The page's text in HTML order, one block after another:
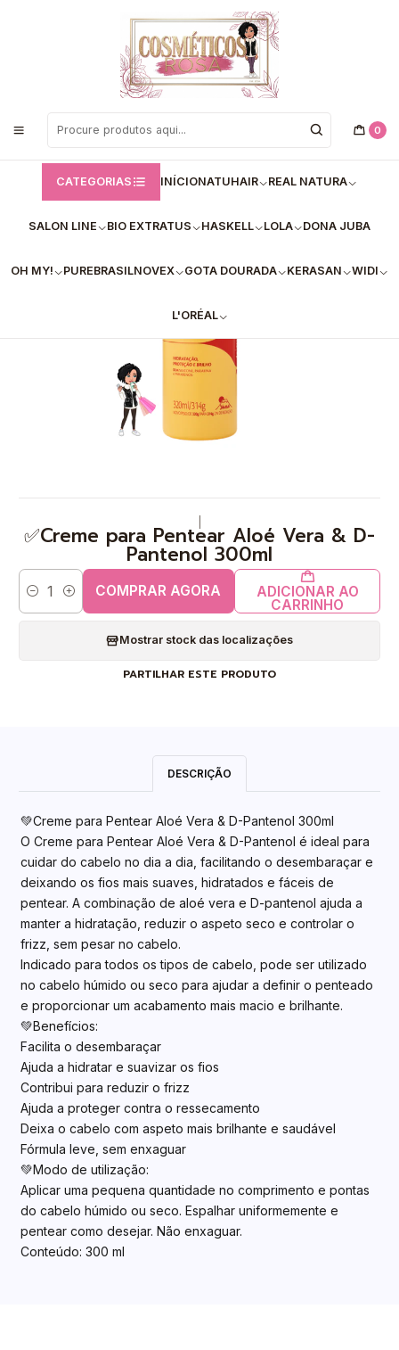
0
CATEGORIAS INÍCIONATUHAIR REAL NATURA
SALON LINE BIO EXTRATUS HASKELL LOLA DONA JUBA
OH MY! PUREBRASILNOVEX GOTA DOURADA KERASAN WIDI
L'ORÉAL
Bem vindos a Loja de Cosméticos Rosa!
✅Creme para Pentear Aloé Vera & D-Pantenol 300ml
✅Creme para Pentear Aloé Vera & D-
Pantenol 300ml
Quantidade ADICIONAR AO
CARRINHO
COMPRAR AGORA
Mostrar stock das localizações
PARTILHAR ESTE PRODUTO
DESCRIÇÃO
💚Creme para Pentear Aloé Vera & D-Pantenol 300ml
O Creme para Pentear Aloé Vera & D-Pantenol é ideal para
cuidar do cabelo no dia a dia, facilitando o desembaraçar e
deixando os fios mais suaves, hidratados e fáceis de
pentear. A combinação de aloé vera e D-pantenol ajuda a
manter a hidratação, reduzir o aspeto seco e controlar o
frizz, sem pesar no cabelo.
Indicado para todos os tipos de cabelo, pode ser utilizado
no cabelo húmido ou seco para ajudar a definir o penteado
e proporcionar um acabamento mais macio e brilhante.
💚Benefícios:
Facilita o desembaraçar
Ajuda a hidratar e suavizar os fios
Contribui para reduzir o frizz
Ajuda a proteger contra o ressecamento
Deixa o cabelo com aspeto mais brilhante e saudável
Fórmula leve, sem enxaguar
💚Modo de utilização:
Aplicar uma pequena quantidade no comprimento e pontas
do cabelo húmido ou seco. Espalhar uniformemente e
pentear como desejar. Não enxaguar.
Conteúdo: 300 ml